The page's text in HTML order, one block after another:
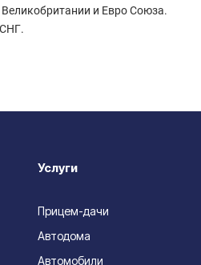
и Евро Союза.
Услуги
Прицем-дачи
Автодома
Автомобили